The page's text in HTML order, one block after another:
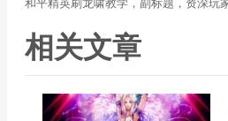
和平精英刷龙啸教学，副标题，资深玩
相关文章